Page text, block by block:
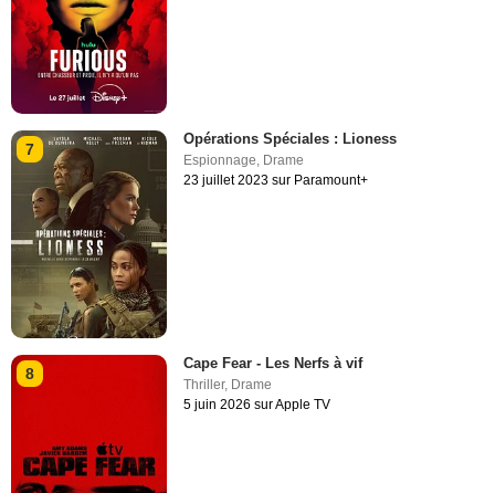
7
Opérations Spéciales : Lioness
Espionnage Drame
23 juillet 2023 sur Paramount+
8
Cape Fear - Les Nerfs à vif
Thriller, Drame
5 juin 2026 sur Apple TV